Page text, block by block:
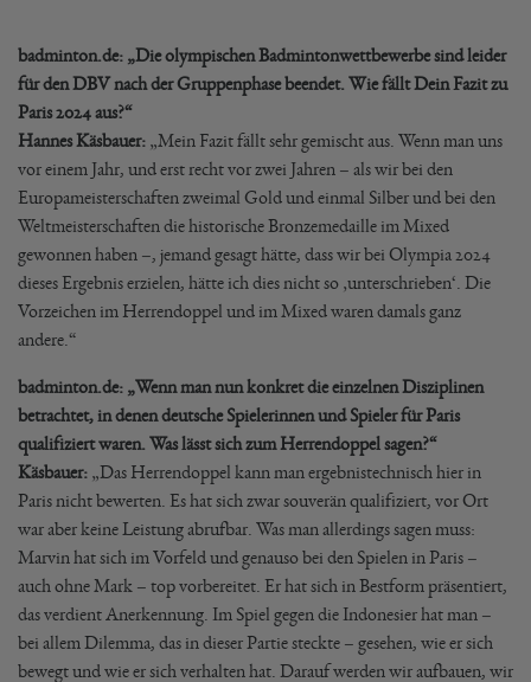
badminton.de: „Die olympischen Badmintonwettbewerbe sind leider
für den DBV nach der Gruppenphase beendet. Wie fällt Dein Fazit zu
Paris 2024 aus?“
Hannes Käsbauer: „Mein Fazit fällt sehr gemischt aus. Wenn man uns
vor einem Jahr, und erst recht vor zwei Jahren – als wir bei den
Europameisterschaften zweimal Gold und einmal Silber und bei den
Weltmeisterschaften die historische Bronzemedaille im Mixed
gewonnen haben –, jemand gesagt hätte, dass wir bei Olympia 2024
dieses Ergebnis erzielen, hätte ich dies nicht so ‚unterschrieben‘. Die
Vorzeichen im Herrendoppel und im Mixed waren damals ganz
andere.“
badminton.de: „Wenn man nun konkret die einzelnen Disziplinen
betrachtet, in denen deutsche Spielerinnen und Spieler für Paris
qualifiziert waren. Was lässt sich zum Herrendoppel sagen?“
Käsbauer: „Das Herrendoppel kann man ergebnistechnisch hier in
Paris nicht bewerten. Es hat sich zwar souverän qualifiziert, vor Ort
war aber keine Leistung abrufbar. Was man allerdings sagen muss:
Marvin hat sich im Vorfeld und genauso bei den Spielen in Paris –
auch ohne Mark – top vorbereitet. Er hat sich in Bestform präsentiert,
das verdient Anerkennung. Im Spiel gegen die Indonesier hat man –
bei allem Dilemma, das in dieser Partie steckte – gesehen, wie er sich
bewegt und wie er sich verhalten hat. Darauf werden wir aufbauen, wir